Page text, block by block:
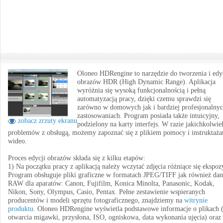
zobacz zrzuty ekranu
Oloneo HDRengine to narzędzie do tworzenia i
obrazów HDR (High Dynamic Range). Aplikacja
wyróżnia się wysoką funkcjonalnością i pełną
automatyzacją pracy, dzięki czemu sprawdzi się
zarówno w domowych jak i bardziej
zastosowaniach. Program posiada także intuicyjny,
podzielony na karty interfejs. W razie
problemów z obsługą, możemy zapoznać się z plikiem pomocy i
wideo.
Proces edycji obrazów składa się z kilku etapów:
1) Na początku pracy z aplikacją należy wczytać zdjęcia różniące się
Program obsługuje pliki graficzne w formatach JPEG/TIFF jak również
RAW dla aparatów: Canon, Fujifilm, Konica Minolta, Panasonic, Kodak,
Nikon, Sony, Olympus, Casio, Pentax. Pełne zestawienie wspieranych
producentów i modeli sprzętu fotograficznego, znajdziemy na witrynie
produktu. Oloneo HDRengine wyświetla podstawowe informacje o plikach
otwarcia migawki, przysłona, ISO, ogniskowa, data wykonania ujęcia) oraz